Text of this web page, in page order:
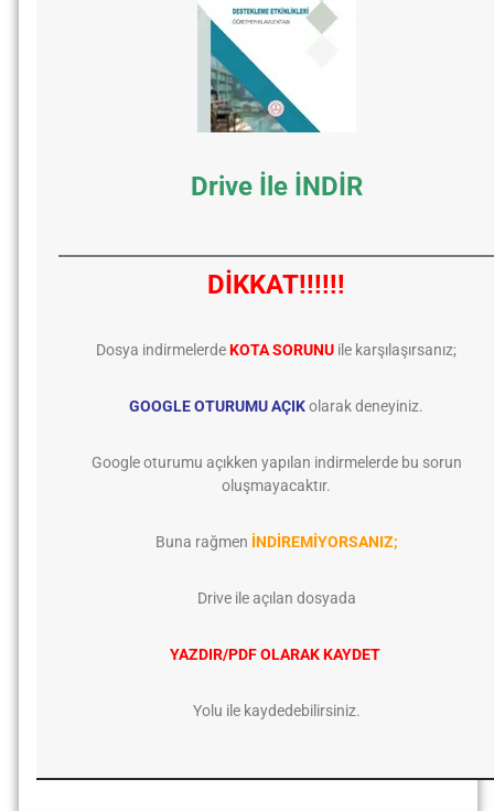
Drive İle İNDİR
DİKKAT!!!!!!
Dosya indirmelerdeKOTA SORUNU ile karşılaşırsanız;
GOOGLE OTURUMU AÇIKolarak deneyiniz.
Google oturumu açıkken yapılan indirmelerde bu sorun
oluşmayacaktır.
Buna rağmen İNDİREMİYORSANIZ;
Drive ile açılan dosyada
YAZDIR/PDF OLARAK KAYDET
Yolu ile kaydedebilirsiniz.